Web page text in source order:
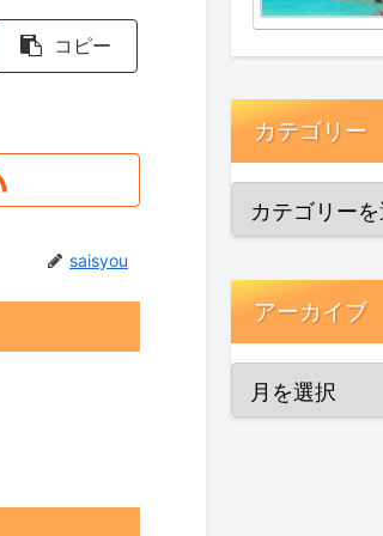
コピー
saisyou
カテゴリー
アーカイブ